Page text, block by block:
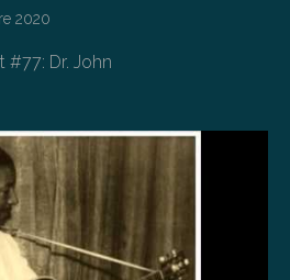
2020
#77: Dr. John